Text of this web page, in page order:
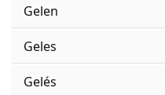
Gelen
Geles
Gelés